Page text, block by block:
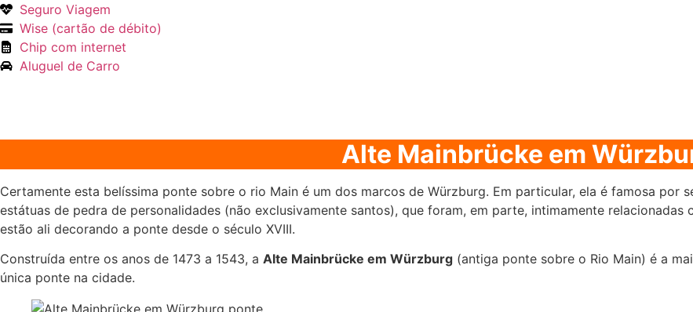
Seguro Viagem
Wise (cartão de débito)
Chip com internet
Aluguel de Carro
Alte Mainbrücke em
Certamente esta belíssima ponte sobre o rio Main é um dos marcos de Würzburg. Em particular, ela é famosa por
estátuas de pedra de personalidades (não exclusivamente santos), que foram, em parte, intimamente
estão ali decorando a ponte desde o século XVIII.
Construída entre os anos de 1473 a 1543, a Alte Mainbrücke em Würzburg (antiga ponte sobre o Rio Main) é a
única ponte na cidade.